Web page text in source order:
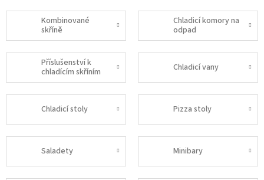
Kombinované
skříně
Chladicí komory na
odpad
Příslušenství k
chladícím skříním
Chladicí vany
Chladicí stoly Pizza stoly
Saladety Minibary